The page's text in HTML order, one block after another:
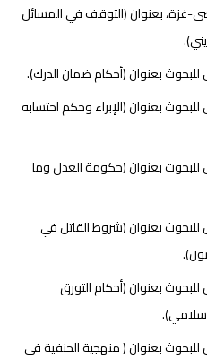
غزة، بعنوان (التوقف في المسائل
بعنوان (أحكام ضمان الدرك).
بعنوان (الإبراء وحكم احتسابه
للبحوث بعنوان (حكومة العدل وما
للبحوث بعنوان (شروط القاتل في
بعنوان (أحكام التورق
بعنوان ( منهجية الحنفية في